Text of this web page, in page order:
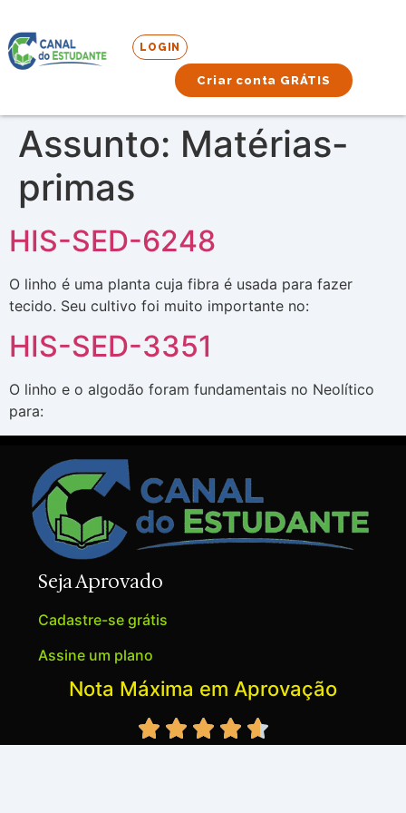
LOGIN
Criar conta GRÁTIS
Assunto: Matérias-
primas
HIS-SED-6248
O linho é uma planta cuja fibra é usada para fazer
tecido. Seu cultivo foi muito importante no:
HIS-SED-3351
O linho e o algodão foram fundamentais no Neolítico
para:
Seja Aprovado
Cadastre-se grátis
Assine um plano
Nota Máxima em Aprovação